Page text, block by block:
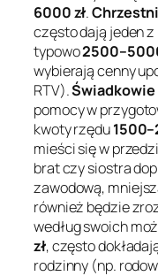
6000 zł.Chrzestni
często dają jeden
typowo
wybierają cenny
RTV).Świadkowie
pomocy w
kwoty rzędu
mieści się w
brat czy siostra
zawodową,
również będzie
według swoich
zł, często
rodzinny (np.